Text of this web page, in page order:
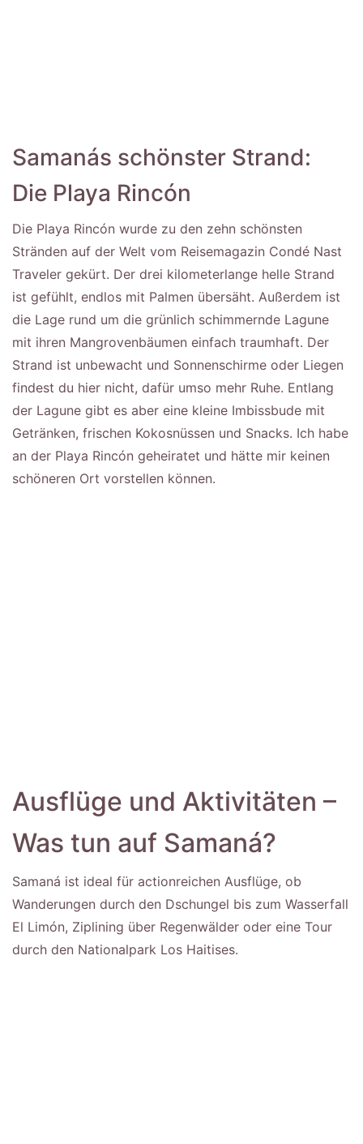
Samanás schönster Strand:
Die Playa Rincón
Die Playa Rincón wurde zu den zehn schönsten
Stränden auf der Welt vom Reisemagazin Condé Nast
Traveler gekürt. Der drei kilometerlange helle Strand
ist gefühlt, endlos mit Palmen übersäht. Außerdem ist
die Lage rund um die grünlich schimmernde Lagune
mit ihren Mangrovenbäumen einfach traumhaft. Der
Strand ist unbewacht und Sonnenschirme oder Liegen
findest du hier nicht, dafür umso mehr Ruhe. Entlang
der Lagune gibt es aber eine kleine Imbissbude mit
Getränken, frischen Kokosnüssen und Snacks. Ich habe
an der Playa Rincón geheiratet und hätte mir keinen
schöneren Ort vorstellen können.
Ausflüge und Aktivitäten –
Was tun auf Samaná?
Samaná ist ideal für actionreichen Ausflüge, ob
Wanderungen durch den Dschungel bis zum Wasserfall
El Limón, Ziplining über Regenwälder oder eine Tour
durch den Nationalpark Los Haitises.